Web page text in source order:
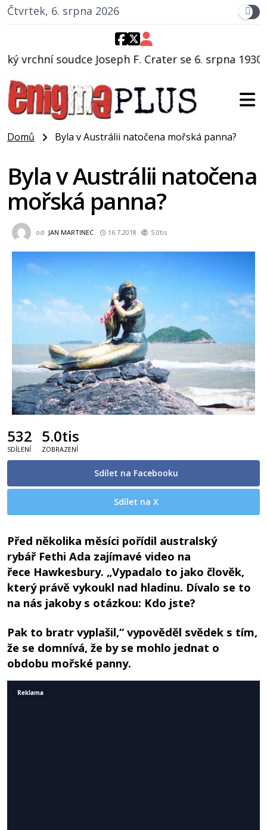
Čtvrtek, 6. srpna 2026
F. Crater se 6. srpna 1930 navečeří ve své
Domů Byla v Austrálii natočena mořská panna?
Byla v Austrálii natočena
mořská panna?
od JAN MARTINEC 16.7.2018 5.0tis
532
SDÍLENÍ
5.0tis
ZOBRAZENÍ
Sdílet na Facebooku
Sdílet na X
Před několika měsíci pořídil australský
rybář Fethi Ada zajímavé video na
řece Hawkesbury. „Vypadalo to jako člověk,
který právě vykoukl nad hladinu. Dívalo se to
na nás jakoby s otázkou: Kdo jste?
Pak to bratr vyplašil,“ vypověděl svědek s tím,
že se domnívá, že by se mohlo jednat o
obdobu mořské panny.
Reklama